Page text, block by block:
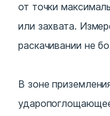
от точки
или захвата.
раскачивании не
В зоне